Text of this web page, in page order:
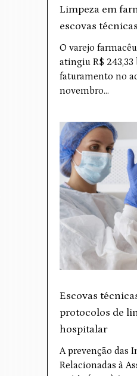
Limpeza em
escovas técnicas
O varejo
atingiu R$ 243,33
faturamento no
novembro…
Escovas
protocolos de
hospitalar
A prevenção das
Relacionadas à